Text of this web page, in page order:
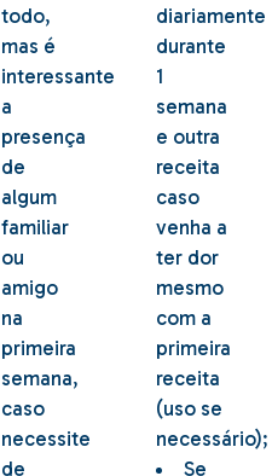
todo,
mas é
interessante
a
presença
de
algum
familiar
ou
amigo
na
primeira
semana,
caso
necessite
de
diariamente
durante
1
semana
e outra
receita
caso
venha a
ter dor
mesmo
com a
primeira
receita
(uso se
necessário);
Se